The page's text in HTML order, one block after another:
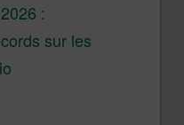
2026 :
sur les